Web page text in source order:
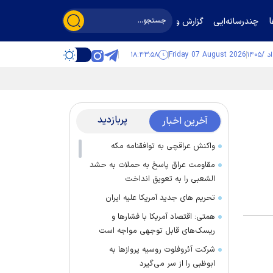
چندرسانه‌ایی گزارش و گفت‌وگو
Friday 07 August 2026 ۱۸:۴۳:۵۸
آخرین اخبار پربازدید
واکنش عراقچی به توافقنامه مکه
مقاومت عراق پاسخ به حملات به حشد
الشعبی را به تعویق انداخت
تحریم های جدید آمریکا علیه ایران
همتی: اقتصاد آمریکا با فشارها و
ریسک‌های قابل توجهی مواجه است
شرکت آئروفلوت روسیه پرواز‌ها به
ابوظبی را از سر می‌گیرد